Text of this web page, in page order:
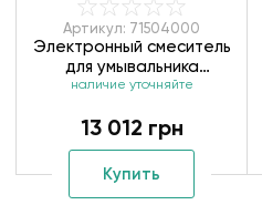
Артикул: 71504000
Электронный смеситель
для умывальника
Hansgrohe Vernis Blend
наличие уточняйте
13 012 грн
Купить